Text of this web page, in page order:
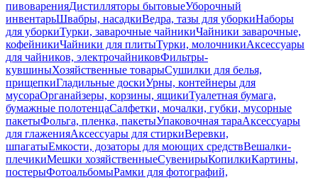
пивоваренияДистилляторы бытовыеУборочный
инвентарьШвабры, насадкиВедра, тазы для уборкиНаборы
для уборкиТурки, заварочные чайникиЧайники заварочные,
кофейникиЧайники для плитыТурки, молочникиАксессуары
для чайников, электрочайниковФильтры-
кувшиныХозяйственные товарыСушилки для белья,
прищепкиГладильные доскиУрны, контейнеры для
мусораОрганайзеры, корзины, ящикиТуалетная бумага,
бумажные полотенцаСалфетки, мочалки, губки, мусорные
пакетыФольга, пленка, пакетыУпаковочная тараАксессуары
для глаженияАксессуары для стиркиВеревки,
шпагатыЕмкости, дозаторы для моющих средствВешалки-
плечикиМешки хозяйственныеСувенирыКопилкиКартины,
постерыФотоальбомыРамки для фотографий,